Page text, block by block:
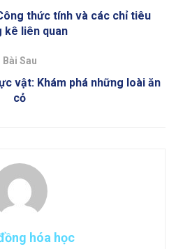
thức tính và các chỉ tiêu
kê liên quan
Bài Sau
vật: Khám phá những loài ăn
cỏ
hóa học